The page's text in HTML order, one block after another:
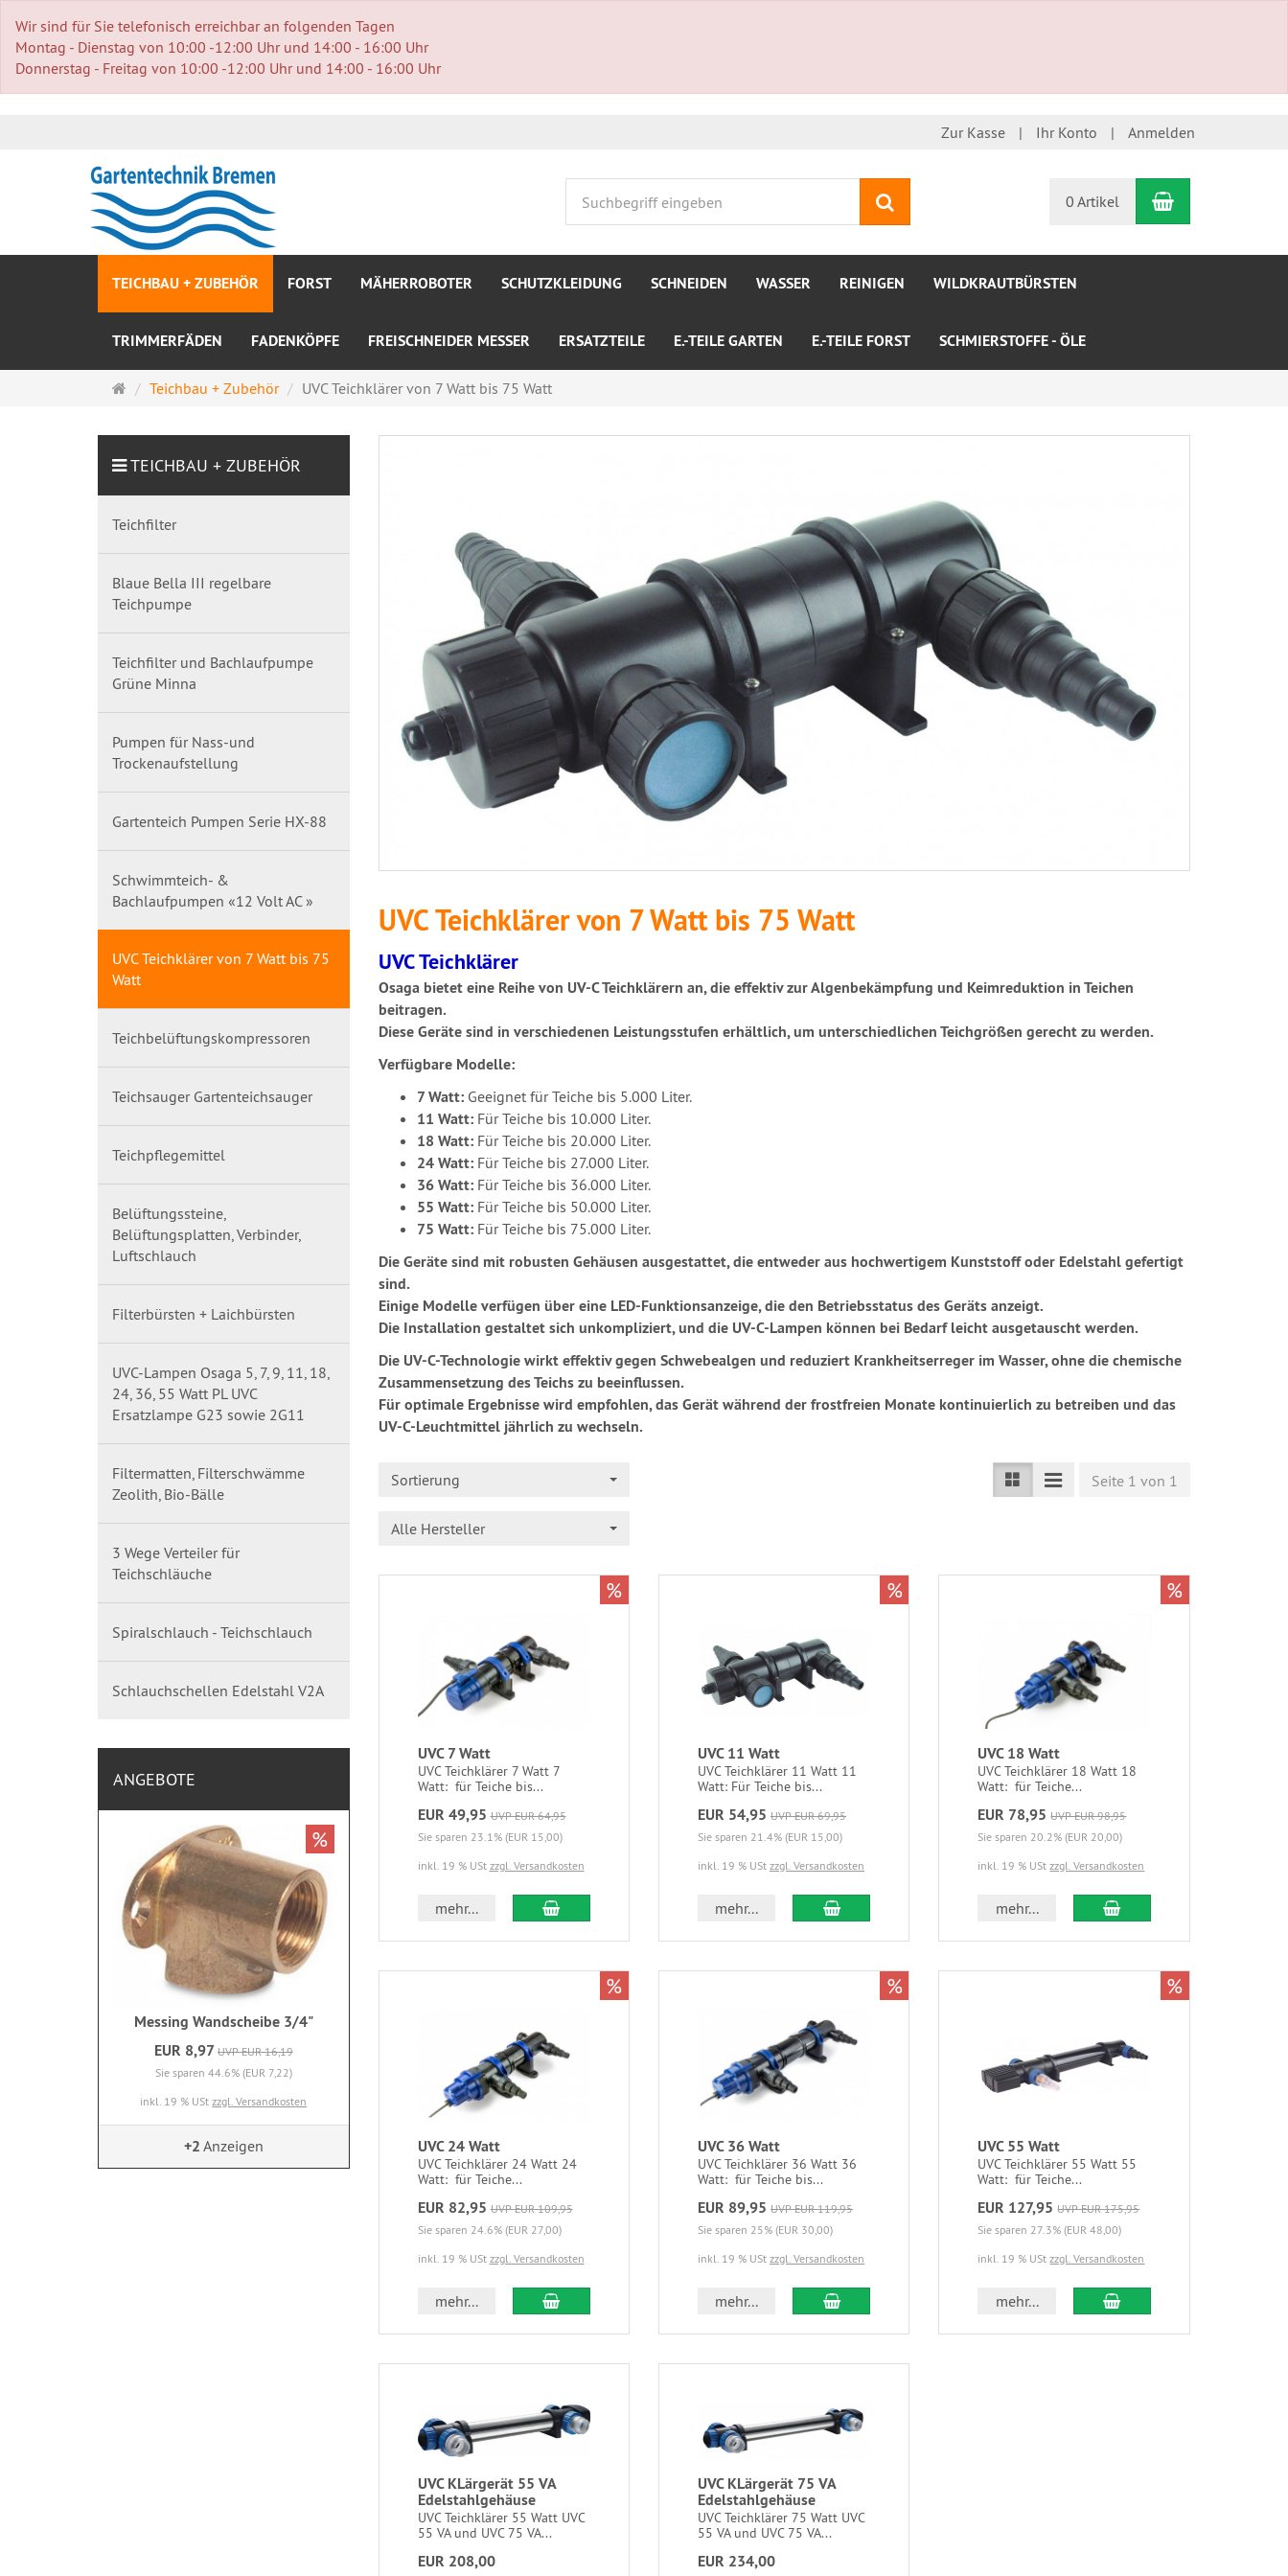
Wir sind für Sie telefonisch erreichbar an folgenden Tagen
Montag - Dienstag von 10:00 -12:00 Uhr und 14:00 - 16:00 Uhr
Donnerstag - Freitag von 10:00 -12:00 Uhr und 14:00 - 16:00 Uhr
Zur Kasse Ihr Konto Anmelden
0 Artikel Warenkorb
TEICHBAU + ZUBEHÖR FORST MÄHERROBOTER SCHUTZKLEIDUNG SCHNEIDEN WASSER REINIGEN WILDKRAUTBÜRSTEN
TRIMMERFÄDEN FADENKÖPFE FREISCHNEIDER MESSER ERSATZTEILE E.-TEILE GARTEN E.-TEILE FORST SCHMIERSTOFFE - ÖLE
Startseite
Teichbau + Zubehör UVC Teichklärer von 7 Watt bis 75 Watt
UVC Teichklärer von 7 Watt bis 75 Watt
UVC Teichklärer
Osaga bietet eine Reihe von UV-C Teichklärern an, die effektiv zur Algenbekämpfung und Keimreduktion in Teichen
beitragen.
Diese Geräte sind in verschiedenen Leistungsstufen erhältlich, um unterschiedlichen Teichgrößen gerecht zu werden.
Verfügbare Modelle:
7 Watt:Geeignet für Teiche bis 5.000 Liter.
11 Watt:Für Teiche bis 10.000 Liter.
18 Watt:Für Teiche bis 20.000 Liter.
24 Watt:Für Teiche bis 27.000 Liter.
36 Watt:Für Teiche bis 36.000 Liter.
55 Watt:Für Teiche bis 50.000 Liter.
75 Watt:Für Teiche bis 75.000 Liter.
Die Geräte sind mit robusten Gehäusen ausgestattet, die entweder aus hochwertigem Kunststoff oder Edelstahl gefertigt
sind.
Einige Modelle verfügen über eine LED-Funktionsanzeige, die den Betriebsstatus des Geräts anzeigt.
Die Installation gestaltet sich unkompliziert, und die UV-C-Lampen können bei Bedarf leicht ausgetauscht werden.
Die UV-C-Technologie wirkt effektiv gegen Schwebealgen und reduziert Krankheitserreger im Wasser, ohne die chemische
Zusammensetzung des Teichs zu beeinflussen.
Für optimale Ergebnisse wird empfohlen, das Gerät während der frostfreien Monate kontinuierlich zu betreiben und das
UV-C-Leuchtmittel jährlich zu wechseln.
Sortierung
Alle Hersteller
Seite 1 von 1
UVC 7 Watt
UVC Teichklärer 7 Watt 7
Watt: für Teiche bis...
EUR 49,95 UVP EUR 64,95
Sie sparen 23.1% (EUR 15,00)
inkl. 19 % USt zzgl. Versandkosten
mehr...
%
UVC 11 Watt
UVC Teichklärer 11 Watt 11
Watt: Für Teiche bis...
EUR 54,95 UVP EUR 69,95
Sie sparen 21.4% (EUR 15,00)
inkl. 19 % USt zzgl. Versandkosten
mehr...
%
UVC 18 Watt
UVC Teichklärer 18 Watt 18
Watt: für Teiche...
EUR 78,95 UVP EUR 98,95
Sie sparen 20.2% (EUR 20,00)
inkl. 19 % UStzzgl. Versandkosten
mehr...
%
UVC 24 Watt
UVC Teichklärer 24 Watt 24
Watt: für Teiche...
EUR 82,95 UVP EUR 109,95
Sie sparen 24.6% (EUR 27,00)
inkl. 19 % USt zzgl. Versandkosten
mehr...
%
UVC 36 Watt
UVC Teichklärer 36 Watt 36
Watt: für Teiche bis...
EUR 89,95 UVP EUR 119,95
Sie sparen 25% (EUR 30,00)
inkl. 19 % USt zzgl. Versandkosten
mehr...
%
UVC 55 Watt
UVC Teichklärer 55 Watt 55
Watt: für Teiche...
EUR 127,95 UVP EUR 175,95
Sie sparen 27.3% (EUR 48,00)
inkl. 19 % UStzzgl. Versandkosten
mehr...
%
UVC KLärgerät 55 VA
Edelstahlgehäuse
UVC Teichklärer 55 Watt UVC
55 VA und UVC 75 VA...
EUR 208,00
UVC KLärgerät 75 VA
Edelstahlgehäuse
UVC Teichklärer 75 Watt UVC
55 VA und UVC 75 VA...
EUR 234,00
TEICHBAU + ZUBEHÖR
Teichfilter
Blaue Bella III regelbare
Teichpumpe
Teichfilter und Bachlaufpumpe
Grüne Minna
Pumpen für Nass-und
Trockenaufstellung
Gartenteich Pumpen Serie HX-88
Schwimmteich- &
Bachlaufpumpen «12 Volt AC »
UVC Teichklärer von 7 Watt bis 75
Watt
Teichbelüftungskompressoren
Teichsauger Gartenteichsauger
Teichpflegemittel
Belüftungssteine,
Belüftungsplatten, Verbinder,
Luftschlauch
Filterbürsten + Laichbürsten
UVC-Lampen Osaga 5, 7, 9, 11, 18,
24, 36, 55 Watt PL UVC
Ersatzlampe G23 sowie 2G11
Filtermatten, Filterschwämme
Zeolith, Bio-Bälle
3 Wege Verteiler für
Teichschläuche
Spiralschlauch - Teichschlauch
Schlauchschellen Edelstahl V2A
ANGEBOTE
Messing Wandscheibe 3/4"
EUR 8,97 UVP EUR 16,19
Sie sparen 44.6% (EUR 7,22)
inkl. 19 % UStzzgl. Versandkosten
%
+2 Anzeigen